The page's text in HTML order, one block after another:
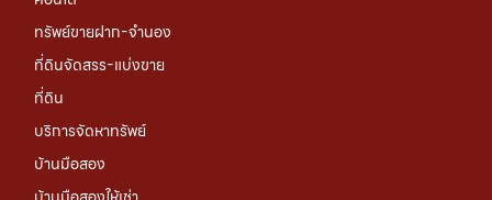
ทรัพย์ขายฝาก-จำนอง
ที่ดินจัดสรร-แบ่งขาย
ที่ดิน
บริการจัดหาทรัพย์
บ้านมือสอง